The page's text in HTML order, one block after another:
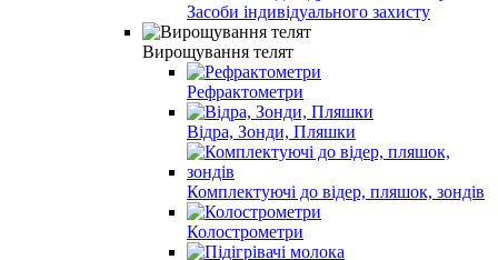
Засоби індивідуального захисту
Вирощування телят
Рефрактометри
Відра, Зонди, Пляшки
Комплектуючі до відер, пляшок, зондів
Колострометри